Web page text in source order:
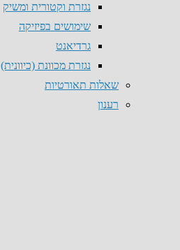
נגזרת וקטורית ומשיק
שימושים בפיזיקה
גרדיאנט
נגזרת מכוונת (כיוונית)
שאלות תאורטיות
רענון